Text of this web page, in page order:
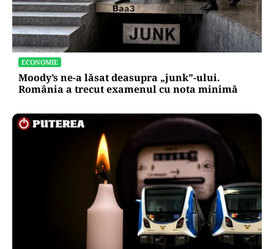
ECONOMIE
Moody’s ne-a lăsat deasupra „junk”-ului.
România a trecut examenul cu nota minimă